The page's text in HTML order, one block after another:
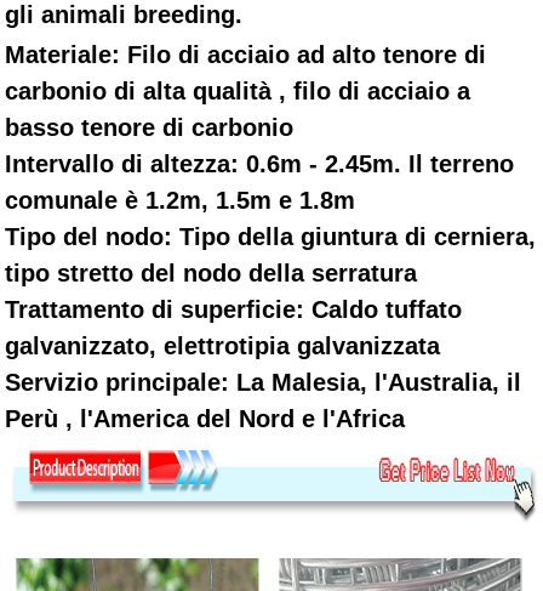
gli animali breeding.
Materiale: Filo di acciaio ad alto tenore di
carbonio di alta qualità , filo di acciaio a
basso tenore di carbonio
Intervallo di altezza: 0.6m - 2.45m. Il terreno
comunale è 1.2m, 1.5m e 1.8m
Tipo del nodo: Tipo della giuntura di cerniera,
tipo stretto del nodo della serratura
Trattamento di superficie: Caldo tuffato
galvanizzato, elettrotipia galvanizzata
Servizio principale: La Malesia, l'Australia, il
Perù , l'America del Nord e l'Africa